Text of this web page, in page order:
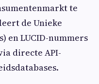
te
de Unieke
en LUCID-nummers
directe API-